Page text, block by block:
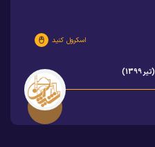
اسکرول کنید
(تیر 1399)